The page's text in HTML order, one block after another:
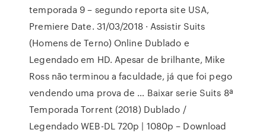
temporada 9 – segundo reporta site USA,
Premiere Date. 31/03/2018 · Assistir Suits
(Homens de Terno) Online Dublado e
Legendado em HD. Apesar de brilhante, Mike
Ross não terminou a faculdade, já que foi pego
vendendo uma prova de … Baixar serie Suits 8ª
Temporada Torrent (2018) Dublado /
Legendado WEB-DL 720p | 1080p – Download